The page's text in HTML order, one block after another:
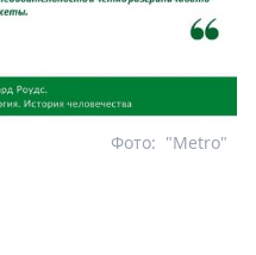
"Metro"
Фото: